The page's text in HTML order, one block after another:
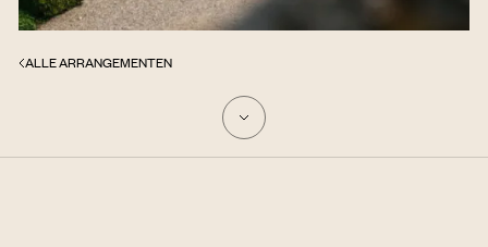
ALLE ARRANGEMENTEN